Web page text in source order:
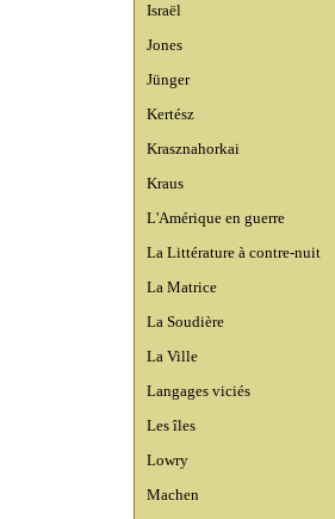
Israël
Jones
Jünger
Kertész
Krasznahorkai
Kraus
L'Amérique en guerre
La Littérature à contre-nuit
La Matrice
La Soudière
La Ville
Langages viciés
Les îles
Lowry
Machen